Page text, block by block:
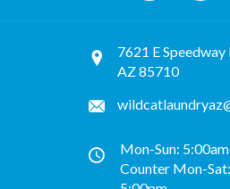
7621 E
AZ 85710
Mon-Sun:
Counter Mon-